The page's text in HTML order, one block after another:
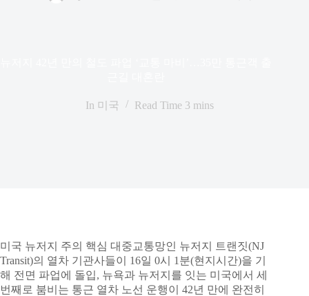
In 미국 Read Time 3 mins
미국 뉴저지 주의 핵심 대중교통망인 뉴저지 트랜짓(NJ
Transit)의 열차 기관사들이 16일 0시 1분(현지시간)을 기
해 전면 파업에 돌입, 뉴욕과 뉴저지를 잇는 미국에서 세
번째로 붐비는 통근 열차 노선 운행이 42년 만에 완전히